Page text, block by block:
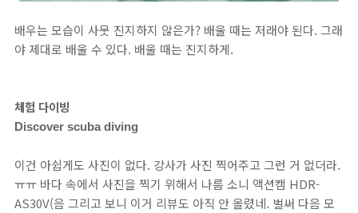
배우는 모습이 사뭇 진지하지 않은가? 배울 때는 저래야 된다. 그래
야 제대로 배울 수 있다. 배울 때는 진지하게.
체험 다이빙
Discover scuba diving
이건 아쉽게도 사진이 없다. 강사가 사진 찍어주고 그런 거 없더라.
ㅠㅠ 바다 속에서 사진을 찍기 위해서 나름 소니 액션캠 HDR-
AS30V(음 그리고 보니 이거 리뷰도 아직 안 올렸네. 벌써 다음 모